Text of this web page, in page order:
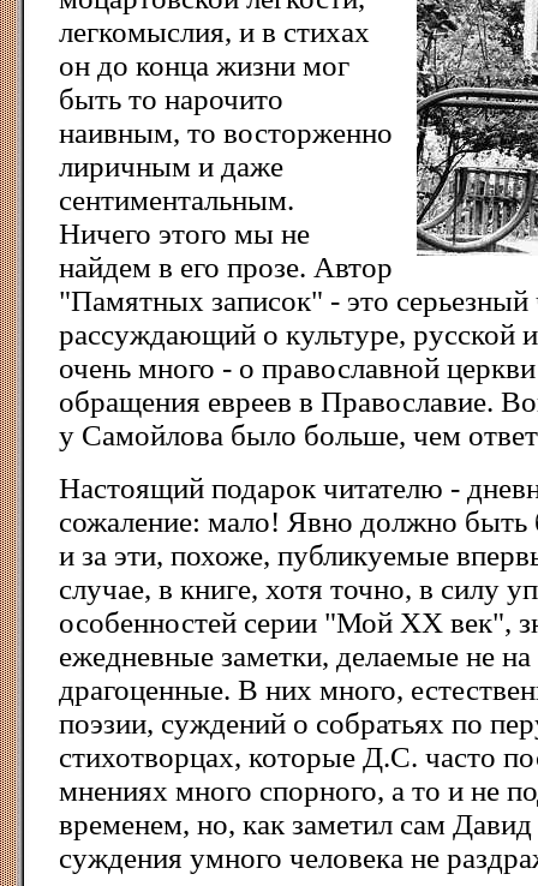
легкомыслия, и в стихах
он до конца жизни мог
быть то нарочито
наивным, то восторженно
лиричным и даже
сентиментальным.
Ничего этого мы не
найдем в его прозе. Автор
"Памятных записок" - это серьезный
рассуждающий о культуре, русской
очень много - о православной
обращения евреев в Православие.
у Самойлова было больше, чем
Настоящий подарок читателю -
сожаление: мало! Явно должно быть
и за эти, похоже, публикуемые
случае, в книге, хотя точно, в силу
особенностей серии "Мой XX век",
ежедневные заметки, делаемые не
драгоценные. В них много,
поэзии, суждений о собратьях по
стихотворцах, которые Д.С. часто
мнениях много спорного, а то и не
временем, но, как заметил сам
суждения умного человека не